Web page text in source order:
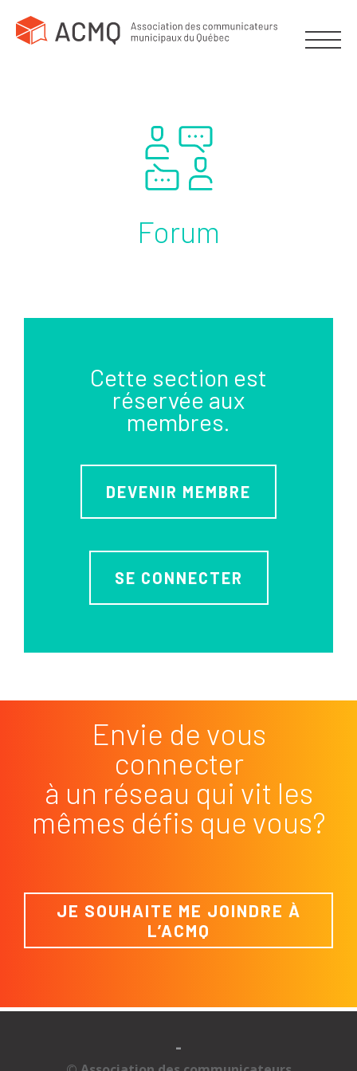
Forum
Cette section est
réservée aux
membres.
DEVENIR MEMBRE
SE CONNECTER
Envie de vous
connecter
à un réseau qui vit les
mêmes défis que vous?
JE SOUHAITE ME JOINDRE À
L’ACMQ
-